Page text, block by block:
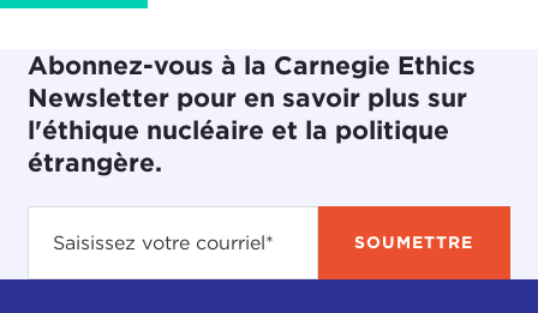
Abonnez-vous à la Carnegie Ethics
Newsletter pour en savoir plus sur
l'éthique nucléaire et la politique
étrangère.